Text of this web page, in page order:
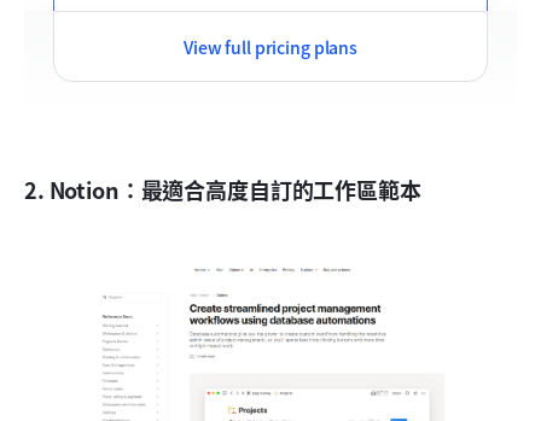
View full pricing plans
2. Notion：最適合高度自訂的工作區範本